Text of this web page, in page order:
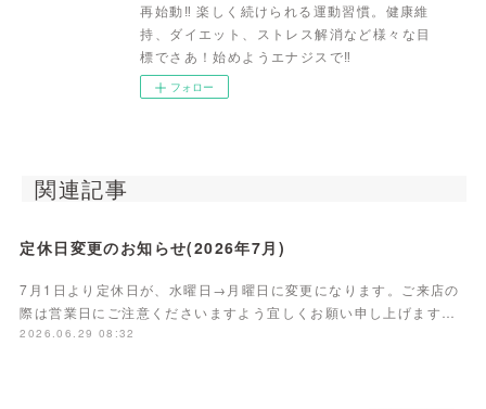
再始動‼ 楽しく続けられる運動習慣。健康維
持、ダイエット、ストレス解消など様々な目
標でさあ！始めようエナジスで‼
フォロー
関連記事
定休日変更のお知らせ(2026年7月)
7月1日より定休日が、水曜日→月曜日に変更になります。ご来店の
際は営業日にご注意くださいますよう宜しくお願い申し上げます…
2026.06.29 08:32